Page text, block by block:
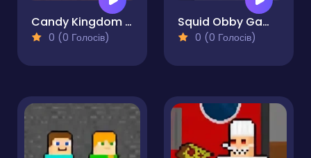
Candy Kingdom Skyblock Parkour
0 (0 Голосів)
Squid Obby Game 2Player
0 (0 Голосів)